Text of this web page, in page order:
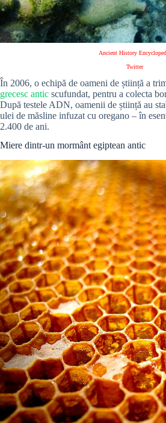
Ancient History
Twitter
În 2006, o echipă de oameni de știință a
grecesc antic scufundat, pentru a colecta
După testele ADN, oamenii de știință au
ulei de măsline infuzat cu oregano – în
2.400 de ani.
Miere dintr-un mormânt egiptean antic